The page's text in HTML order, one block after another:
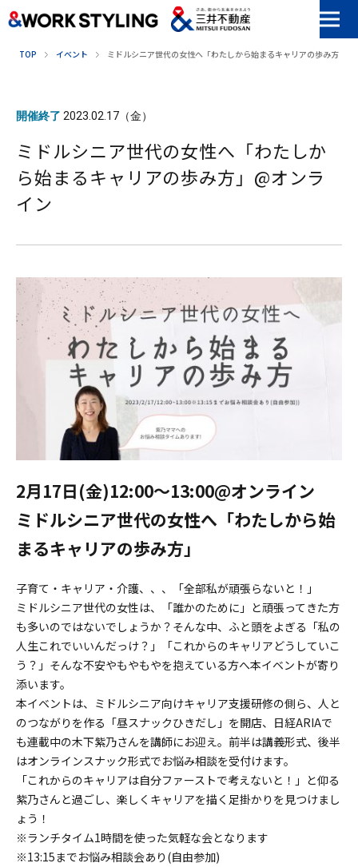
TOP イベント ミドルシニア世代の女性へ「わたしから始まるキャリアの歩み方」
開催終了 2023.02.17（金）
ミドルシニア世代の女性へ「わたしか
ら始まるキャリアの歩み方」@オンラ
イン
2月17日(金)12:00〜13:00@オンライン
ミドルシニア世代の女性へ「わたしから始
まるキャリアの歩み方」
子育て・キャリア・介護、、、「全部私が頑張らないと！」
ミドルシニア世代の女性は、「誰かのために」と頑張ってきた方
も多いのではないでしょうか？そんな中、ふと頭をよぎる「私の
人生これでいいんだっけ？」「これからのキャリアどうしていこ
う？」そんな不安やもやもやを抱えている方へ本イベントが寄り
添います。
本イベントは、ミドルシニア向けキャリア支援研修の側ら、人と
のつながりを作る「昼スナックひきだし」を開店、日経ARIAで
も連載中の木下紫乃さんを講師にお迎え。前半は講義形式、後半
はオンラインスナック形式でお悩み相談を受付けます。
「これからのキャリアは自分ファーストで考えないと！」と仰る
紫乃さんと過ごし、楽しくキャリアを描く足掛かりを見つけまし
ょう！
※ランチタイム1時間を使った気軽な会となります
※13:15までお悩み相談会あり(自由参加)